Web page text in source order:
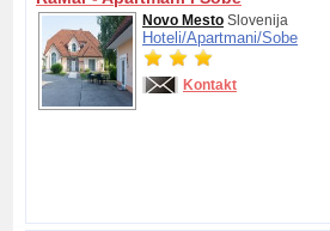
Novo Mesto Slovenija
Hoteli/Apartmani/Sobe
Kontakt